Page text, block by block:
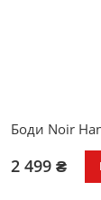
Боди Noir
2 499 ₴